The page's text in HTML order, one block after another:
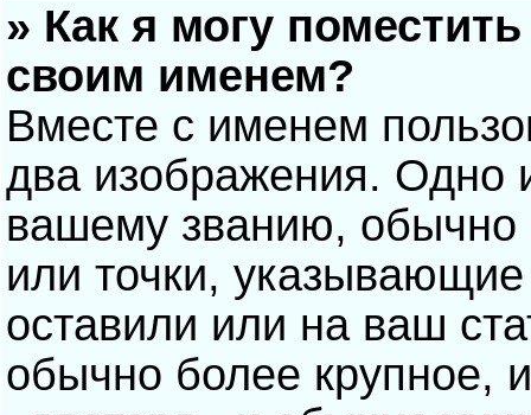
» Как я могу
своим именем?
Вместе с именем
два изображения. Одно
вашему званию, обычно
или точки,
оставили или на ваш
обычно более крупное,